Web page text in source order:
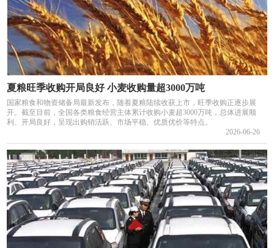
夏粮旺季收购开局良好 小麦收购量超3000万吨
国家粮食和物资储备局最新发布，随着夏粮陆续收获上市，旺季收购正逐步展
开。截至目前，全国各类粮食经营主体累计收购小麦超3000万吨，总体进展顺
利、开局良好，呈现出购销活跃、市场平稳、优质优价等特点。
2026-06-26